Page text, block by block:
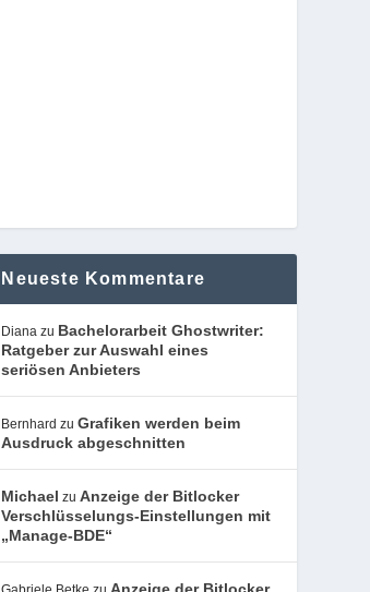
Neueste Kommentare
Diana zu Bachelorarbeit Ghostwriter:
Ratgeber zur Auswahl eines
seriösen Anbieters
Bernhard zuGrafiken werden beim
Ausdruck abgeschnitten
Michael zuAnzeige der Bitlocker
Verschlüsselungs-Einstellungen mit
„Manage-BDE“